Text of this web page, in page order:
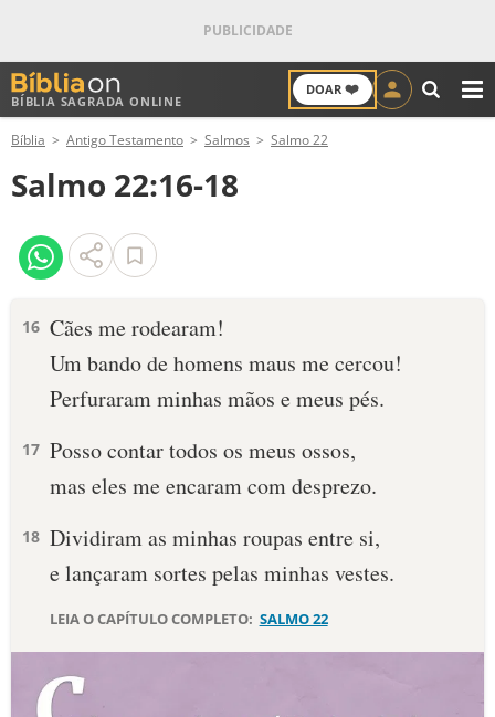
BÍBLIA SAGRADA ONLINE
DOAR ❤️
ANTIGO TESTAMENTO
NOVO TESTAMENTO
VERSÍCULOS
PALAVRA DO DIA
DEVOCIONAL DIÁRIO
10 MANDAMENTOS
ESTUDOS BÍBLICOS
ESBOÇOS DE PREGAÇÃO
TEMAS
Bíblia Antigo Testamento Salmos Salmo 22
Salmo 22:16-18
16 Cães me rodearam!
Um bando de homens maus me cercou!
Perfuraram minhas mãos e meus pés.
17 Posso contar todos os meus ossos,
mas eles me encaram com desprezo.
18 Dividiram as minhas roupas entre si,
e lançaram sortes pelas minhas vestes.
LEIA O CAPÍTULO COMPLETO: SALMO 22